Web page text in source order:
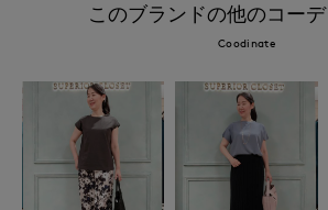
このブランドの他のコー
Coodinate